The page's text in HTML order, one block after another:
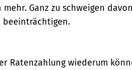
Ganz zu schweigen
beeinträchtigen.
Ratenzahlung wiederum